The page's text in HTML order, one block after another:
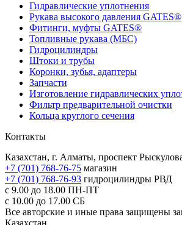
Гидравлические уплотнения
Рукава высокого давления GATES®
Фитинги, муфты GATES®
Топливные рукава (МБС)
Гидроцилиндры
Штоки и трубы
Коронки, зубья, адаптеры
Запчасти
Изготовление гидравлических
Фильтр предварительной очистки
Кольца круглого сечения
Контакты
Казахстан, г. Алматы, проспект
+7 (701) 768-76-75 магазин
+7 (701) 768-76-93 гидроцилиндры РВД
с 9.00 до 18.00 ПН-ПТ
с 10.00 до 17.00 СБ
Все авторские и иные права защищены